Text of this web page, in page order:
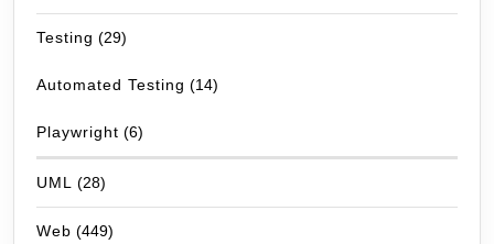
Testing (29)
Automated Testing (14)
Playwright (6)
UML (28)
Web (449)